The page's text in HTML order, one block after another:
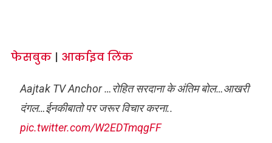
फेसबुक| आर्काइव लिंक
Aajtak TV Anchor …रोहित सरदाना के अंतिम बोल…आखरी
दंगल…ईनकीबातो पर जरूर विचार करना..
pic.twitter.com/W2EDTmqgFF